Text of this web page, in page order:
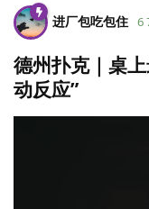
进厂包吃包住 6
德州扑克｜桌
动反应”